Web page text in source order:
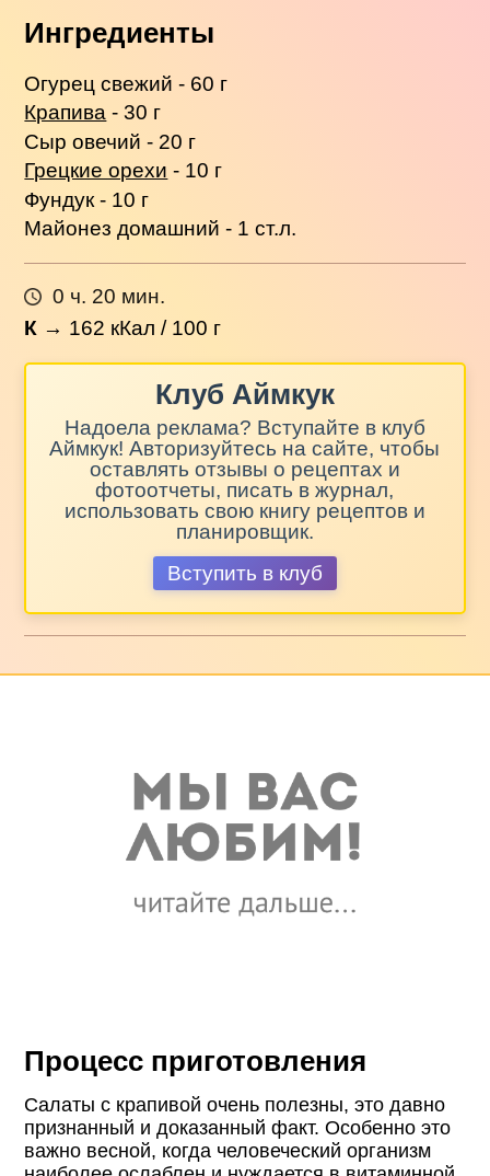
Ингредиенты
Огурец свежий - 60 г
Крапива - 30 г
Сыр овечий - 20 г
Грецкие орехи - 10 г
Фундук - 10 г
Майонез домашний - 1 ст.л.
0 ч. 20 мин.
К → 162 кКал / 100 г
Клуб Аймкук
Надоела реклама? Вступайте в клуб
Аймкук! Авторизуйтесь на сайте, чтобы
оставлять отзывы о рецептах и
фотоотчеты, писать в журнал,
использовать свою книгу рецептов и
планировщик.
Вступить в клуб
Процесс приготовления
Салаты с крапивой очень полезны, это давно
признанный и доказанный факт. Особенно это
важно весной, когда человеческий организм